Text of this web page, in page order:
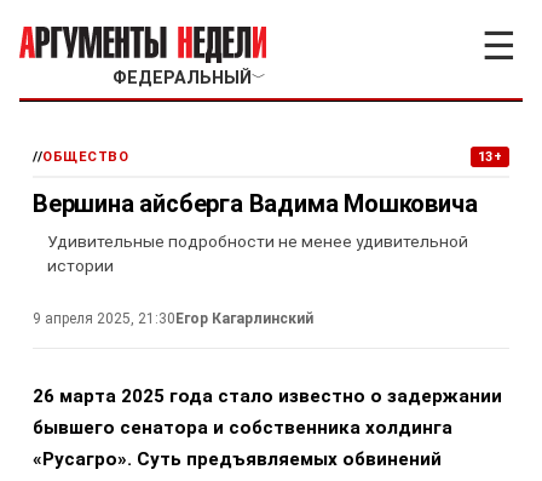
ФЕДЕРАЛЬНЫЙ ﹀
☰
//ОБЩЕСТВО 13+
Вершина айсберга Вадима Мошковича
Удивительные подробности не менее удивительной
истории
9 апреля 2025, 21:30 Егор Кагарлинский
26 марта 2025 года стало известно о задержании
бывшего сенатора и собственника холдинга
«Русагро». Суть предъявляемых обвинений